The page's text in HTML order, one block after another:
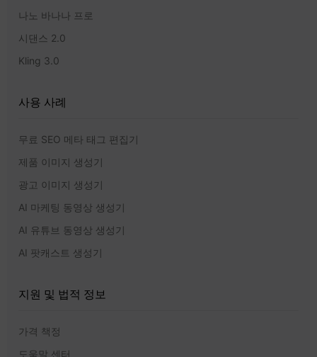
나노 바나나 프로
시댄스 2.0
Kling 3.0
사용 사례
무료 SEO 메타 태그 편집기
제품 이미지 생성기
광고 이미지 생성기
AI 마케팅 동영상 생성기
AI 유튜브 동영상 생성기
AI 팟캐스트 생성기
지원 및 법적 정보
가격 책정
도움말 센터